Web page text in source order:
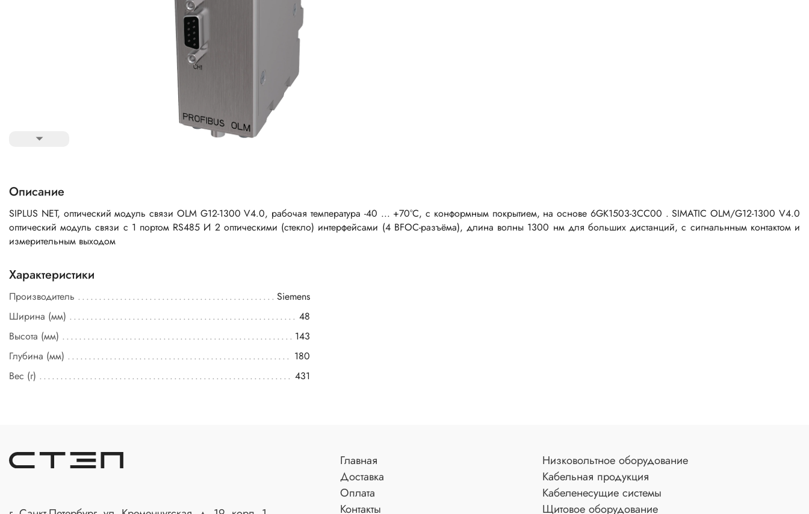
Описание
SIPLUS NET, оптический модуль связи OLM G12-1300 V4.0, рабочая температура -40 ... +70°C, с конформным покрытием, на основе 6GK1503-3CC00 . SIMATIC OLM/G12-1300 V4.0
оптический модуль связи с 1 портом RS485 И 2 оптическими (стекло) интерфейсами (4 BFOC-разъёма), длина волны 1300 нм для больших дистанций, с сигнальнным контактом и
измерительным выходом
Характеристики
Производитель
Siemens
Ширина (мм)
48
Высота (мм)
143
Глубина (мм)
180
Вес (г)
431
Главная
Доставка
Оплата
Контакты
Низковольтное оборудование
Кабельная продукция
Кабеленесущие системы
Щитовое оборудование